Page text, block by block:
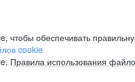
обеспечивать
cookie
Правила использования